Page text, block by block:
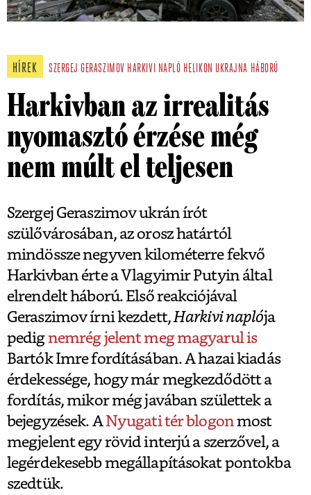
HÍREK SZERGEJ GERASZIMOV HARKIVI NAPLÓ HELIKON UKRAJNA HÁBORÚ
Harkivban az irrealitás
nyomasztó érzése még
nem múlt el teljesen
Szergej Geraszimov ukrán írót
szülővárosában, az orosz határtól
mindössze negyven kilométerre fekvő
Harkivban érte a Vlagyimir Putyin által
elrendelt háború. Első reakciójával
Geraszimov írni kezdett,Harkivi naplója
pedignemrég jelent meg magyarul is
Bartók Imre fordításában. A hazai kiadás
érdekessége, hogy már megkezdődött a
fordítás, mikor még javában születtek a
bejegyzések. ANyugati tér blogonmost
megjelent egy rövid interjú a szerzővel, a
legérdekesebb megállapításokat pontokba
szedtük.